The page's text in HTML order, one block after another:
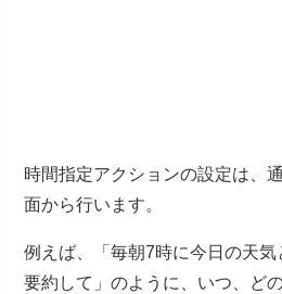
時間指定アクションの設定は、
面から行います。
例えば、「毎朝7時に今日の天
要約して」のように、いつ、ど